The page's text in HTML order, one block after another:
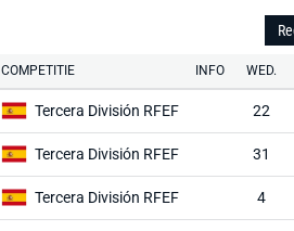
COMPETITIE INFO WED.
Tercera División RFEF 22
Tercera División RFEF 31
Tercera División RFEF 4